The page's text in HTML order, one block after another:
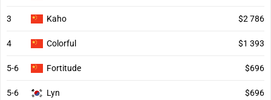
3 Kaho $2 786
4 Colorful $1 393
5-6 Fortitude $696
5-6 Lyn $696